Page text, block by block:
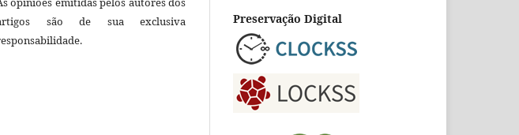
são de sua exclusiva
Preservação Digital